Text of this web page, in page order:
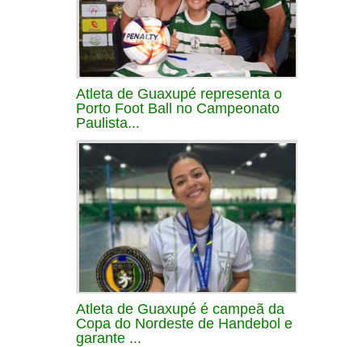
Atleta de Guaxupé representa o
Porto Foot Ball no Campeonato
Paulista...
Atleta de Guaxupé é campeã da
Copa do Nordeste de Handebol e
garante ...